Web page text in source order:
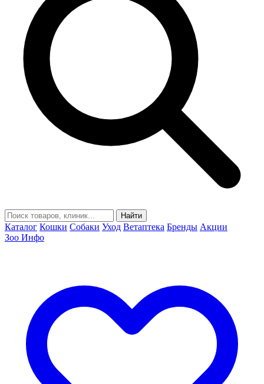
Найти
Каталог Кошки Собаки Уход Ветаптека Бренды Акции
Зоо Инфо